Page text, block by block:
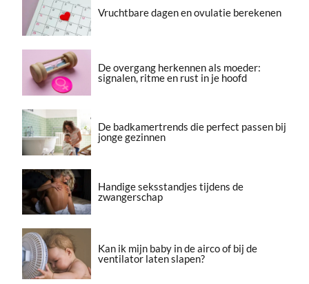
Vruchtbare dagen en ovulatie berekenen
De overgang herkennen als moeder:
signalen, ritme en rust in je hoofd
De badkamertrends die perfect passen bij
jonge gezinnen
Handige seksstandjes tijdens de
zwangerschap
Kan ik mijn baby in de airco of bij de
ventilator laten slapen?